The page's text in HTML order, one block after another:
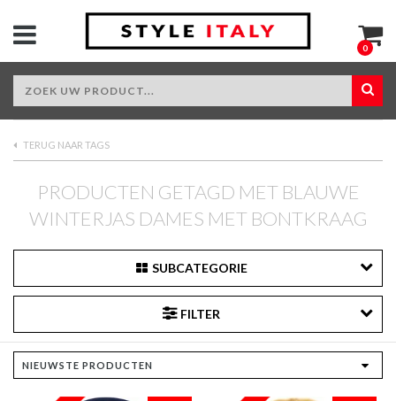
0
TERUG NAAR TAGS
PRODUCTEN GETAGD MET BLAUWE
WINTERJAS DAMES MET BONTKRAAG
SUBCATEGORIE
FILTER